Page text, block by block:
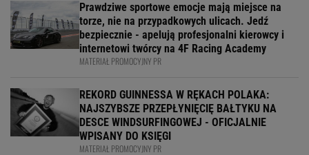
Prawdziwe sportowe emocje mają miejsce na
torze, nie na przypadkowych ulicach. Jedź
bezpiecznie - apelują profesjonalni kierowcy i
internetowi twórcy na 4F Racing Academy
MATERIAŁ PROMOCYJNY PR
REKORD GUINNESSA W RĘKACH POLAKA:
NAJSZYBSZE PRZEPŁYNIĘCIĘ BAŁTYKU NA
DESCE WINDSURFINGOWEJ - OFICJALNIE
WPISANY DO KSIĘGI
MATERIAŁ PROMOCYJNY PR